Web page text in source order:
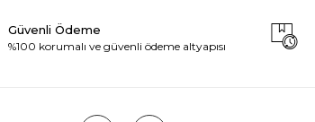
Güvenli Ödeme
%100 korumalı ve güvenli ödeme altyapısı